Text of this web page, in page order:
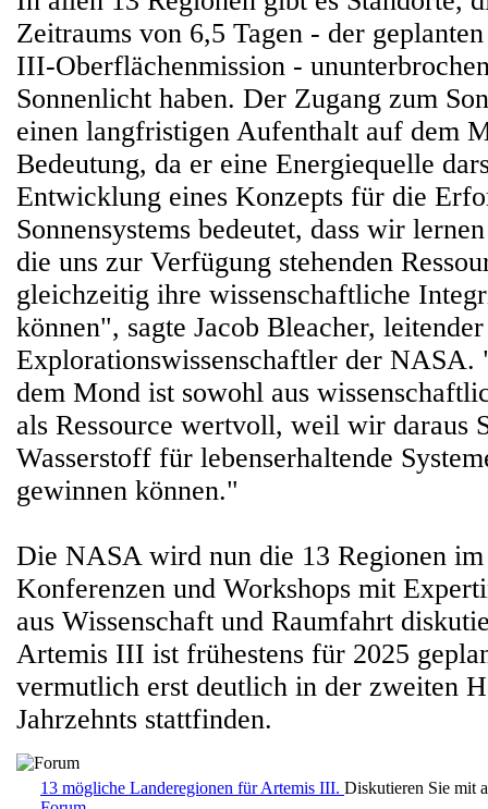
Zeitraums von 6,5 Tagen - der
III-Oberflächenmission -
Sonnenlicht haben. Der Zugang zum
einen langfristigen Aufenthalt auf dem
Bedeutung, da er eine Energiequelle
Entwicklung eines Konzepts für die
Sonnensystems bedeutet, dass wir
die uns zur Verfügung stehenden
gleichzeitig ihre wissenschaftliche
können", sagte Jacob Bleacher, leitender
Explorationswissenschaftler der NASA.
dem Mond ist sowohl aus
als Ressource wertvoll, weil wir daraus
Wasserstoff für lebenserhaltende
gewinnen können."
Die NASA wird nun die 13 Regionen im
Konferenzen und Workshops mit
aus Wissenschaft und Raumfahrt
Artemis III ist frühestens für 2025
vermutlich erst deutlich in der zweiten
Jahrzehnts stattfinden.
13 mögliche Landeregionen für Artemis III. Diskutieren Sie mit